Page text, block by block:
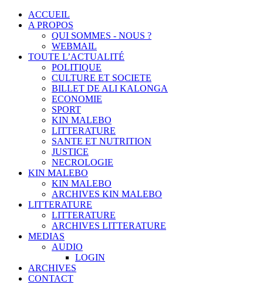
ACCUEIL
A PROPOS
QUI SOMMES - NOUS ?
WEBMAIL
TOUTE L’ACTUALITÉ
POLITIQUE
CULTURE ET SOCIETE
BILLET DE ALI KALONGA
ECONOMIE
SPORT
KIN MALEBO
LITTERATURE
SANTE ET NUTRITION
JUSTICE
NECROLOGIE
KIN MALEBO
KIN MALEBO
ARCHIVES KIN MALEBO
LITTERATURE
LITTERATURE
ARCHIVES LITTERATURE
MEDIAS
AUDIO
LOGIN
ARCHIVES
CONTACT